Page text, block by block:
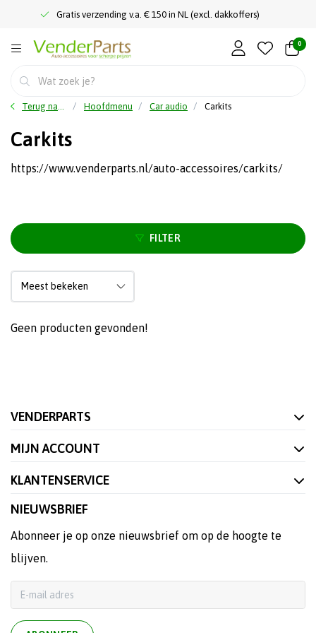
Gratis verzending v.a. € 150 in NL (excl. dakkoffers)
0
Terug naar home Hoofdmenu Car audio Carkits
Carkits
https://www.venderparts.nl/auto-accessoires/carkits/
FILTER
Geen producten gevonden!
VENDERPARTS
MIJN ACCOUNT
KLANTENSERVICE
NIEUWSBRIEF
Abonneer je op onze nieuwsbrief om op de hoogte te
blijven.